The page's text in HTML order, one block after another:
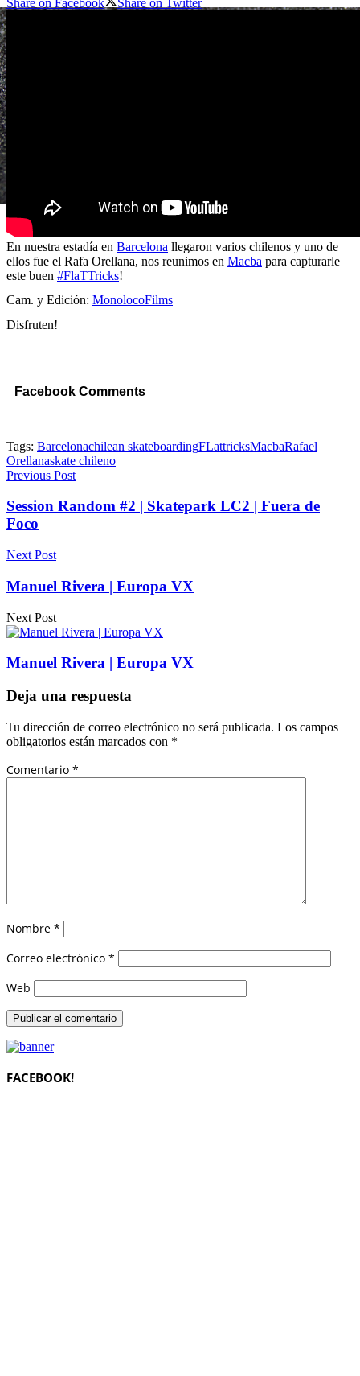
En nuestra estadía en Barcelona llegaron varios chilenos y uno de
ellos fue el Rafa Orellana, nos reunimos en Macba para capturarle
este buen #FlaTTricks!
Cam. y Edición: MonolocoFilms
Disfruten!
Facebook Comments
Tags: Barcelonachilean skateboardingFLattricksMacbaRafael
Orellanaskate chileno
Previous Post
Session Random #2 | Skatepark LC2 | Fuera de
Foco
Next Post
Manuel Rivera | Europa VX
Next Post
Manuel Rivera | Europa VX
Deja una respuesta
Tu dirección de correo electrónico no será publicada. Los campos
obligatorios están marcados con *
Comentario *
Nombre *
Correo electrónico *
Web
FACEBOOK!